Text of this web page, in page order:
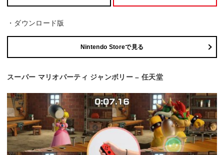
・ダウンロード版
Nintendo Storeで見る
スーパー マリオパーティ ジャンボリー – 任天堂